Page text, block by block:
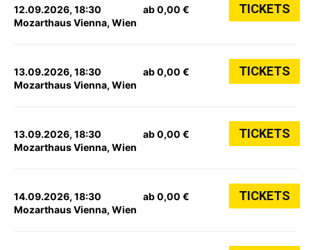
12.09.2026, 18:30
Mozarthaus Vienna, Wien
ab 0,00 € TICKETS
13.09.2026, 18:30
Mozarthaus Vienna, Wien
ab 0,00 € TICKETS
13.09.2026, 18:30
Mozarthaus Vienna, Wien
ab 0,00 € TICKETS
14.09.2026, 18:30
Mozarthaus Vienna, Wien
ab 0,00 € TICKETS